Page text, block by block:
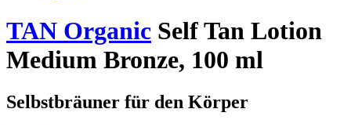
TAN Organic Self Tan Lotion
Medium Bronze, 100 ml
Selbstbräuner für den Körper